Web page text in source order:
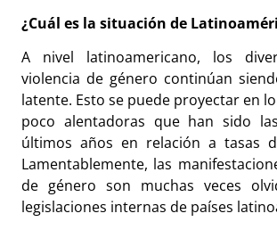
¿Cuál es la situación de
A nivel latinoamericano, los
violencia de género continúan
latente. Esto se puede proyectar en
poco alentadoras que han sido
últimos años en relación a tasas
Lamentablemente, las
de género son muchas veces
legislaciones internas de países